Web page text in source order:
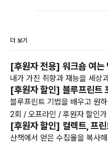
더 보기
[후원자 전용] 워크숍 여는
내가 가진 취향과 재능을 세상
[후원자 할인] 블루프린트
블루프린트 기법을 배우고 원
2회 / 오프라인 / 후원자 할인
[후원자 할인] 컬렉트, 프린
산책에서 얻은 수집물을 복사